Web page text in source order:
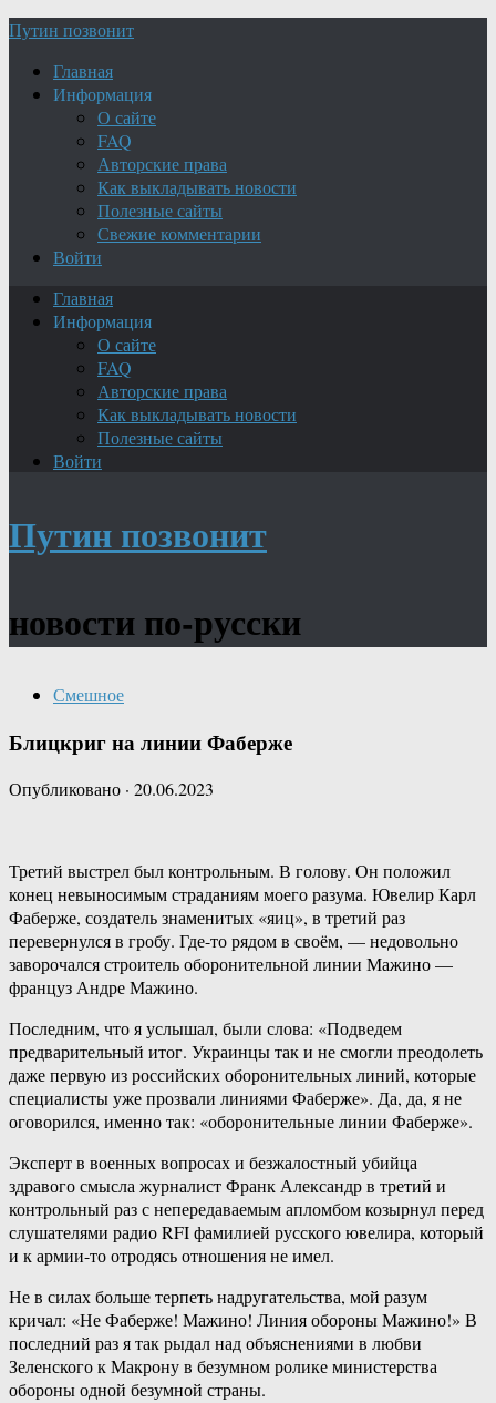
Путин позвонит
Главная
Информация
О сайте
FAQ
Авторские права
Как выкладывать новости
Полезные сайты
Свежие комментарии
Войти
Главная
Информация
О сайте
FAQ
Авторские права
Как выкладывать новости
Полезные сайты
Войти
Путин позвонит
новости по-русски
Смешное
Блицкриг на линии Фаберже
Опубликовано · 20.06.2023
Третий выстрел был контрольным. В голову. Он положил
конец невыносимым страданиям моего разума. Ювелир Карл
Фаберже, создатель знаменитых «яиц», в третий раз
перевернулся в гробу. Где-то рядом в своём, — недовольно
заворочался строитель оборонительной линии Мажино —
француз Андре Мажино.
Последним, что я услышал, были слова: «Подведем
предварительный итог. Украинцы так и не смогли преодолеть
даже первую из российских оборонительных линий, которые
специалисты уже прозвали линиями Фаберже». Да, да, я не
оговорился, именно так: «оборонительные линии Фаберже».
Эксперт в военных вопросах и безжалостный убийца
здравого смысла журналист Франк Александр в третий и
контрольный раз с непередаваемым апломбом козырнул перед
слушателями радио RFI фамилией русского ювелира, который
и к армии-то отродясь отношения не имел.
Не в силах больше терпеть надругательства, мой разум
кричал: «Не Фаберже! Мажино! Линия обороны Мажино!» В
последний раз я так рыдал над объяснениями в любви
Зеленского к Макрону в безумном ролике министерства
обороны одной безумной страны.